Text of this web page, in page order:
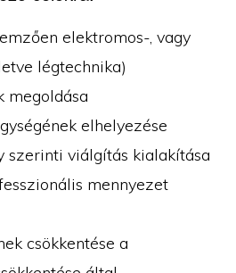
elektromos-, vagy
légtechnika)
megoldása
elhelyezése
szerinti viálgítás kialakítása
mennyezet
csökkentése a